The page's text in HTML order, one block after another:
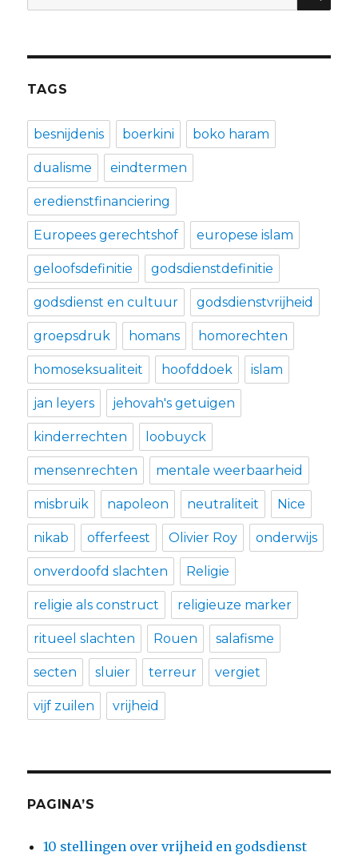
naar:
TAGS
besnijdenis boerkini boko haram
dualisme eindtermen
eredienstfinanciering
Europees gerechtshof europese islam
geloofsdefinitie godsdienstdefinitie
godsdienst en cultuur godsdienstvrijheid
groepsdruk homans homorechten
homoseksualiteit hoofddoek islam
jan leyers jehovah's getuigen
kinderrechten loobuyck
mensenrechten mentale weerbaarheid
misbruik napoleon neutraliteit Nice
nikab offerfeest Olivier Roy onderwijs
onverdoofd slachten Religie
religie als construct religieuze marker
ritueel slachten Rouen salafisme
secten sluier terreur vergiet
vijf zuilen vrijheid
PAGINA’S
10 stellingen over vrijheid en godsdienst